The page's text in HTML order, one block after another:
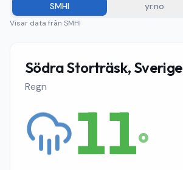
SMHI yr.no
Visar data från SMHI
Södra Storträsk, Sverige
Regn
11°